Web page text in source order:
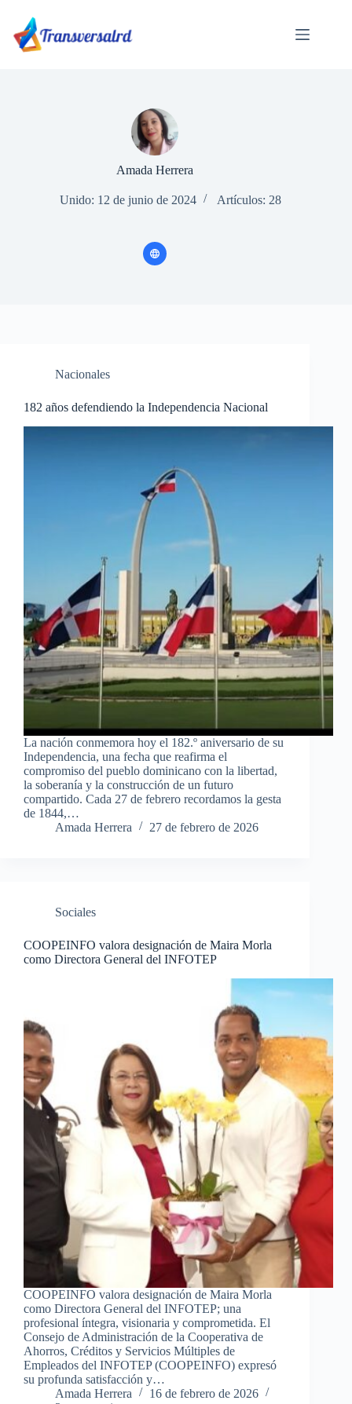
contenido
Amada Herrera
Unido: 12 de junio de 2024 Artículos: 28
Nacionales
182 años defendiendo la Independencia Nacional
La nación conmemora hoy el 182.º aniversario de su
Independencia, una fecha que reafirma el
compromiso del pueblo dominicano con la libertad,
la soberanía y la construcción de un futuro
compartido. Cada 27 de febrero recordamos la gesta
de 1844,…
Amada Herrera
27 de febrero de 2026
Sociales
COOPEINFO valora designación de Maira Morla
como Directora General del INFOTEP
COOPEINFO valora designación de Maira Morla
como Directora General del INFOTEP; una
profesional íntegra, visionaria y comprometida. El
Consejo de Administración de la Cooperativa de
Ahorros, Créditos y Servicios Múltiples de
Empleados del INFOTEP (COOPEINFO) expresó
su profunda satisfacción y…
Amada Herrera
16 de febrero de 2026